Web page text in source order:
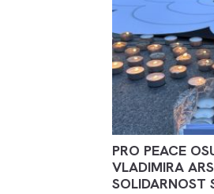
PRO PEACE
VLADIMIRA
SOLIDARNOST